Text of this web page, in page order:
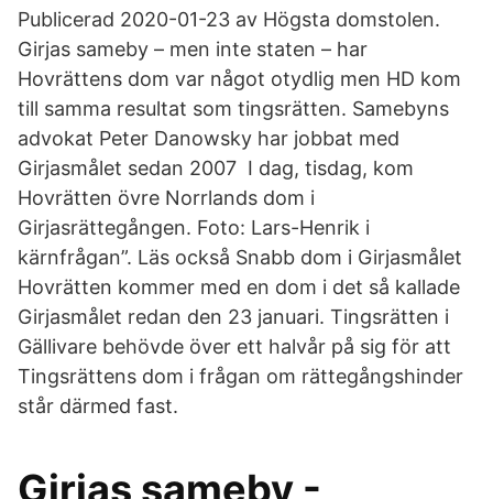
Publicerad 2020-01-23 av Högsta domstolen.
Girjas sameby – men inte staten – har
Hovrättens dom var något otydlig men HD kom
till samma resultat som tingsrätten. Samebyns
advokat Peter Danowsky har jobbat med
Girjasmålet sedan 2007 I dag, tisdag, kom
Hovrätten övre Norrlands dom i
Girjasrättegången. Foto: Lars-Henrik i
kärnfrågan”. Läs också Snabb dom i Girjasmålet
Hovrätten kommer med en dom i det så kallade
Girjasmålet redan den 23 januari. Tingsrätten i
Gällivare behövde över ett halvår på sig för att
Tingsrättens dom i frågan om rättegångshinder
står därmed fast.
Girjas sameby -